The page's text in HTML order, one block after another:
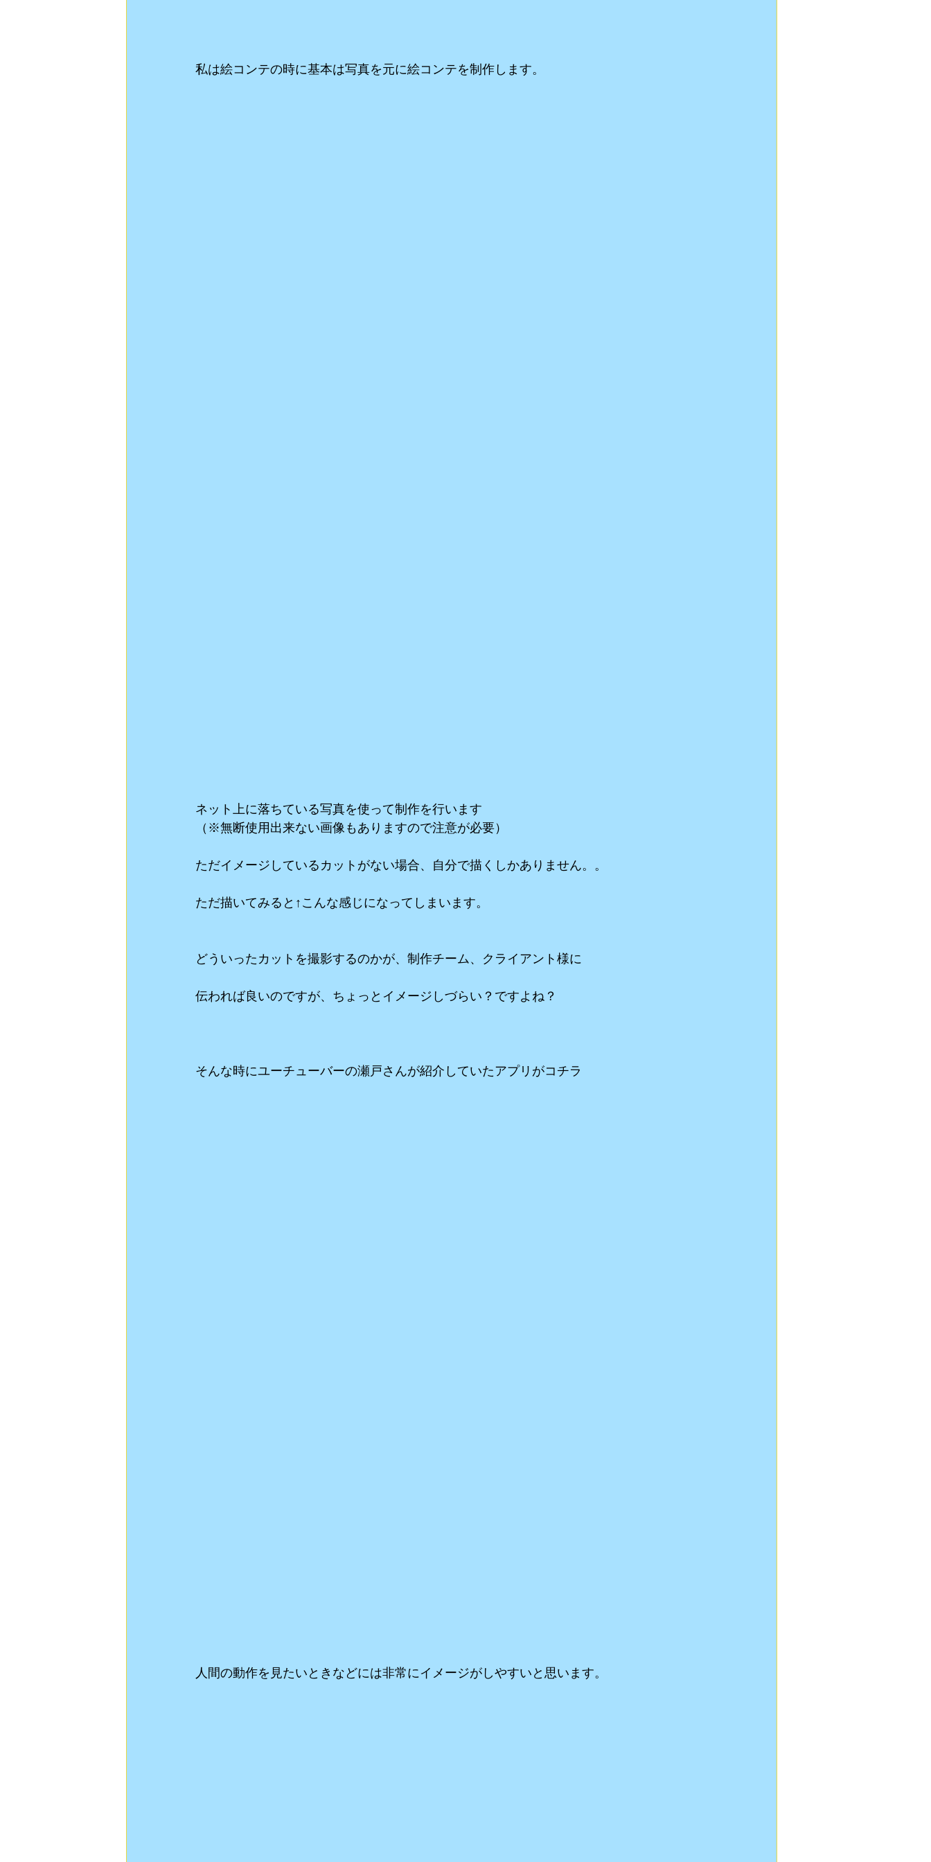
私は絵コンテの時に基本は写真を元に絵コンテを制作します。
ネット上に落ちている写真を使って制作を行います
（※無断使用出来ない画像もありますので注意が必要）
ただイメージしているカットがない場合、自分で描くしかありません。。
ただ描いてみると↑こんな感じになってしまいます。
どういったカットを撮影するのかが、制作チーム、クライアント様に
伝われば良いのですが、ちょっとイメージしづらい？ですよね？
そんな時にユーチューバーの瀬戸さんが紹介していたアプリがコチラ
人間の動作を見たいときなどには非常にイメージがしやすいと思います。